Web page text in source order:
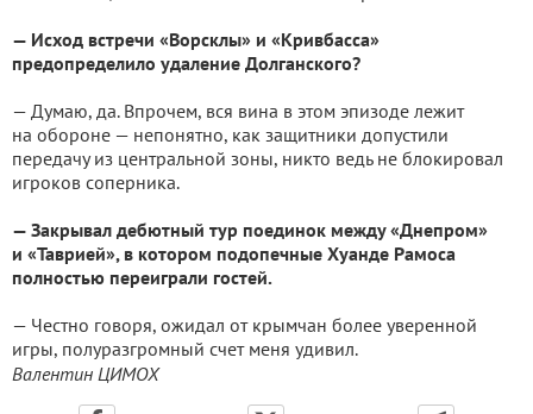
— Исход встречи «Ворсклы» и «Кривбасса»
предопределило удаление Долганского?
— Думаю, да. Впрочем, вся вина в этом эпизоде лежит
на обороне — непонятно, как защитники допустили
передачу из центральной зоны, никто ведь не блокировал
игроков соперника.
— Закрывал дебютный тур поединок между «Днепром»
и «Таврией», в котором подопечные Хуанде Рамоса
полностью переиграли гостей.
— Честно говоря, ожидал от крымчан более уверенной
игры, полуразгромный счет меня удивил.
Валентин ЦИМОХ